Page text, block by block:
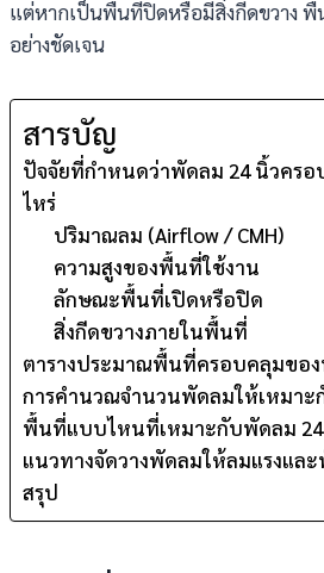
แต่หากเป็นพื้นที่ปิดหรือมีสิ่งกีดขวาง
อย่างชัดเจน
สารบัญ
ปัจจัยที่กำหนดว่าพัดลม 24 นิ้วคร
ไหร่
ปริมาณลม (Airflow / CMH)
ความสูงของพื้นที่ใช้งาน
ลักษณะพื้นที่เปิดหรือปิด
สิ่งกีดขวางภายในพื้นที่
ตารางประมาณพื้นที่ครอบคลุมขอ
การคำนวณจำนวนพัดลมให้เหมา
พื้นที่แบบไหนที่เหมาะกับพัดลม
แนวทางจัดวางพัดลมให้ลมแรงและ
สรุป